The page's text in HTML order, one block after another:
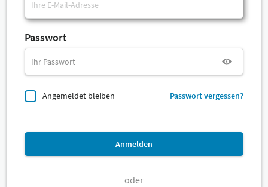
Passwort
Angemeldet bleiben Passwort vergessen?
Anmelden
oder